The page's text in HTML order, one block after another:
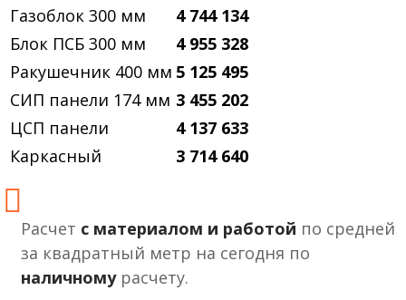
Газоблок 300 мм
4 744 134
Блок ПСБ 300 мм
4 955 328
Ракушечник 400 мм 5 125 495
СИП панели 174 мм 3 455 202
ЦСП панели
4 137 633
Каркасный
3 714 640
Расчет с материалом и работой по средней
за квадратный метр на сегодня по
наличномурасчету.